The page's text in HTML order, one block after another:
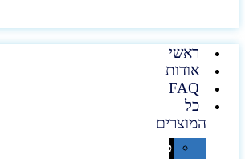
ראשי
אודות
FAQ
כל
המוצרים
טכנולוגיה